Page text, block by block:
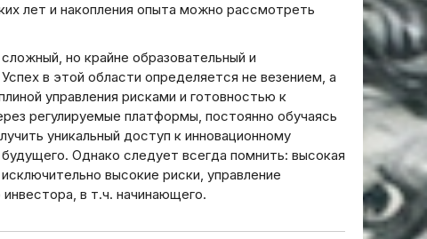
лет и накопления опыта можно рассмотреть
но крайне образовательный и
в этой области определяется не везением, а
управления рисками и готовностью к
регулируемые платформы, постоянно обучаясь
уникальный доступ к инновационному
Однако следует всегда помнить: высокая
высокие риски, управление
в т.ч. начинающего.